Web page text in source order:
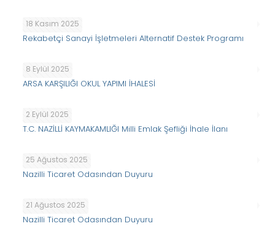
18 Kasım 2025
Rekabetçi Sanayi İşletmeleri Alternatif Destek Programı
8 Eylül 2025
ARSA KARŞILIĞI OKUL YAPIMI İHALESİ
2 Eylül 2025
T.C. NAZİLLİ KAYMAKAMLIĞI Milli Emlak Şefliği İhale İlanı
25 Ağustos 2025
Nazilli Ticaret Odasından Duyuru
21 Ağustos 2025
Nazilli Ticaret Odasından Duyuru